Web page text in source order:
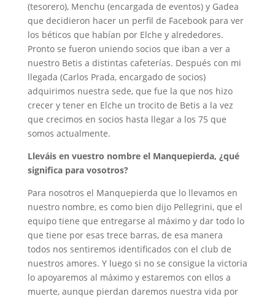
(tesorero), Menchu (encargada de eventos) y Gadea
que decidieron hacer un perfil de Facebook para ver
los béticos que habían por Elche y alrededores.
Pronto se fueron uniendo socios que iban a ver a
nuestro Betis a distintas cafeterías. Después con mi
llegada (Carlos Prada, encargado de socios)
adquirimos nuestra sede, que fue la que nos hizo
crecer y tener en Elche un trocito de Betis a la vez
que crecimos en socios hasta llegar a los 75 que
somos actualmente.
Lleváis en vuestro nombre el Manquepierda, ¿qué
significa para vosotros?
Para nosotros el Manquepierda que lo llevamos en
nuestro nombre, es como bien dijo Pellegrini, que el
equipo tiene que entregarse al máximo y dar todo lo
que tiene por esas trece barras, de esa manera
todos nos sentiremos identificados con el club de
nuestros amores. Y luego si no se consigue la victoria
lo apoyaremos al máximo y estaremos con ellos a
muerte, aunque pierdan daremos nuestra vida por